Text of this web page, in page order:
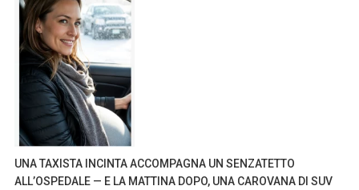
UNA TAXISTA INCINTA ACCOMPAGNA UN SENZATETTO
ALL’OSPEDALE — E LA MATTINA DOPO, UNA CAROVANA DI SUV